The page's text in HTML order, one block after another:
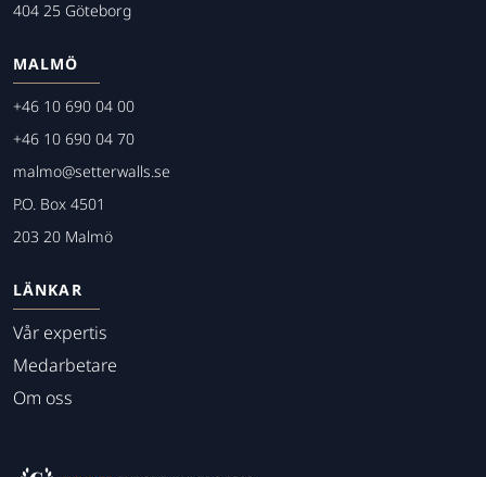
404 25 Göteborg
MALMÖ
+46 10 690 04 00
+46 10 690 04 70
malmo@setterwalls.se
P.O. Box 4501
203 20 Malmö
LÄNKAR
Vår expertis
Medarbetare
Om oss